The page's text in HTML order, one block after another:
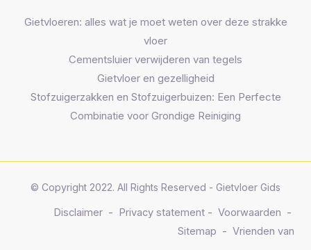
Gietvloeren: alles wat je moet weten over deze strakke
vloer
Cementsluier verwijderen van tegels
Gietvloer en gezelligheid
Stofzuigerzakken en Stofzuigerbuizen: Een Perfecte
Combinatie voor Grondige Reiniging
© Copyright 2022. All Rights Reserved - Gietvloer Gids
Disclaimer - Privacy statement - Voorwaarden -
Sitemap - Vrienden van